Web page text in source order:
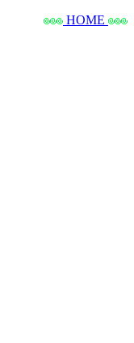
HOME